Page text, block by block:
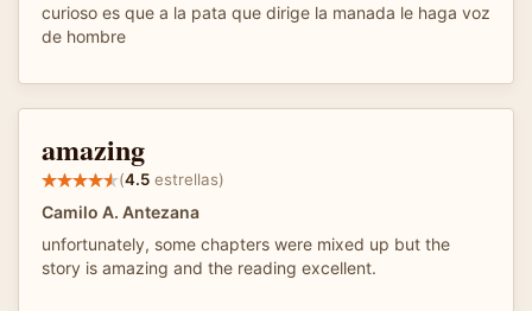
curioso es que a la pata que dirige la manada le haga voz
de hombre
amazing
(4.5 estrellas)
Camilo A. Antezana
unfortunately, some chapters were mixed up but the
story is amazing and the reading excellent.